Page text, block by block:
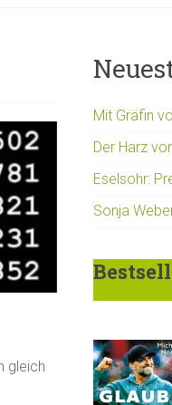
gleich
Mit Gräfin
Der Harz
Eselsohr:
Sonja